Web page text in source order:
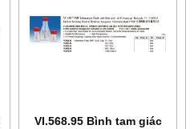
VI.568.95 Bình tam giác